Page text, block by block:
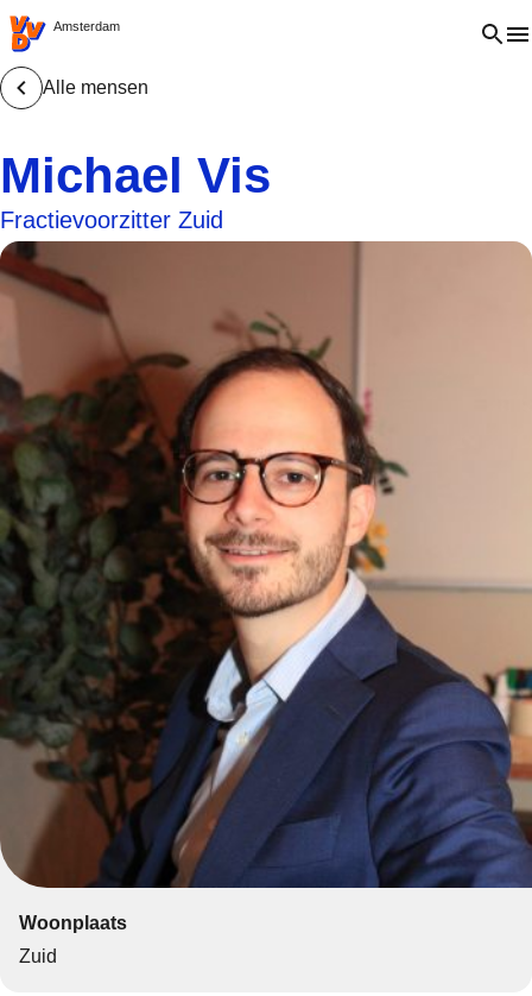
VVD.nl - Ga naar de homepage
Amsterdam Open
Alle mensen
Michael Vis
Fractievoorzitter Zuid
Woonplaats
Zuid